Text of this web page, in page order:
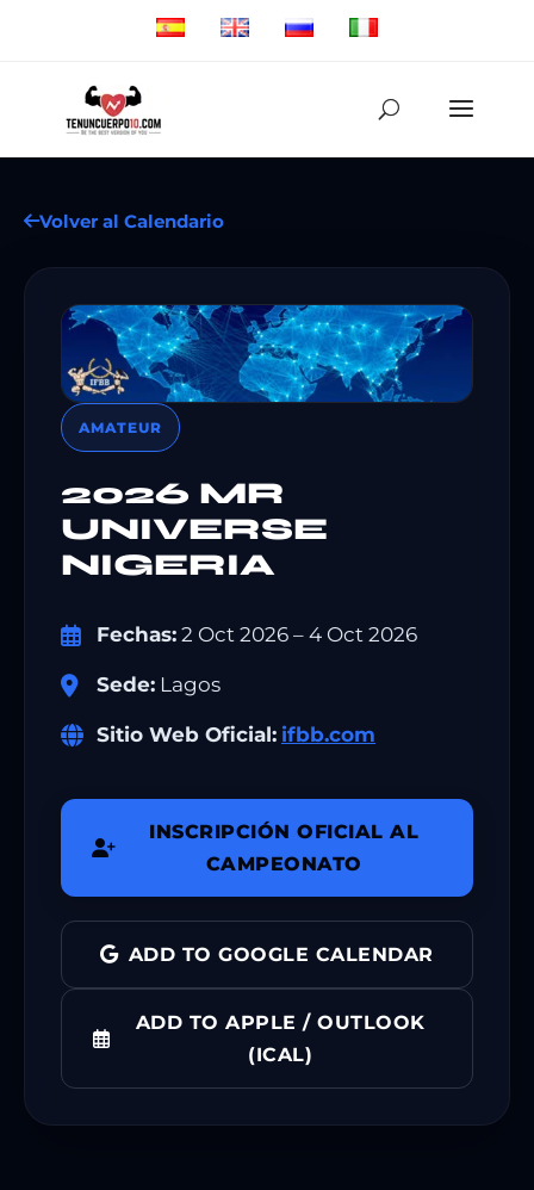
Volver al Calendario
AMATEUR
2026 MR
UNIVERSE
NIGERIA
Fechas: 2 Oct 2026 – 4 Oct 2026
Sede: Lagos
Sitio Web Oficial: ifbb.com
INSCRIPCIÓN OFICIAL AL
CAMPEONATO
ADD TO GOOGLE CALENDAR
ADD TO APPLE / OUTLOOK
(ICAL)